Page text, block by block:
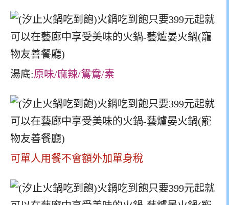
湯底:原味/麻辣/鴛鴦/素
可單人用餐不會額外加單身稅